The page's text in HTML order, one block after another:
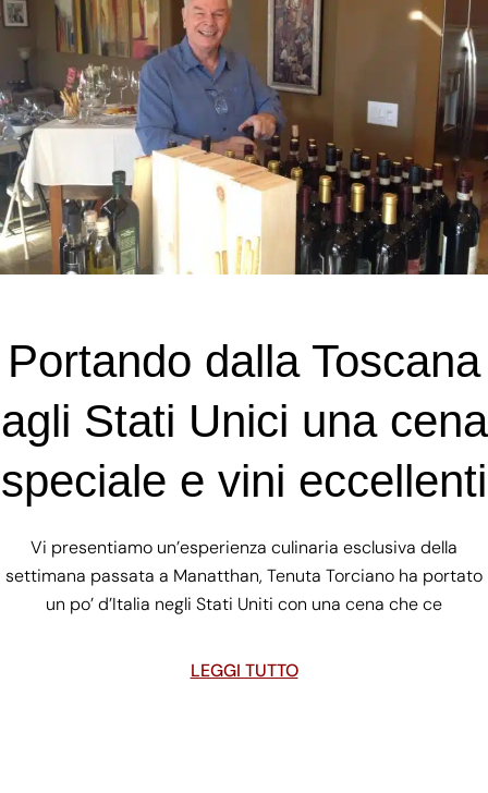
Portando dalla Toscana
agli Stati Unici una cena
speciale e vini eccellenti
Vi presentiamo un’esperienza culinaria esclusiva della
settimana passata a Manatthan, Tenuta Torciano ha portato
un po’ d’Italia negli Stati Uniti con una cena che ce
LEGGI TUTTO